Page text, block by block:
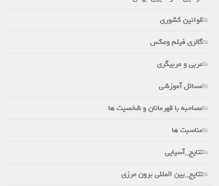
قوانین کشوری
گالری فیلم وعکس
مربی و مربیگری
مسائل آموزشی
مصاحبه با قهرمانان و شخصیت ها
مناسبت ها
نتایج_آسیایی
نتایج_بین المللی برون مرزی